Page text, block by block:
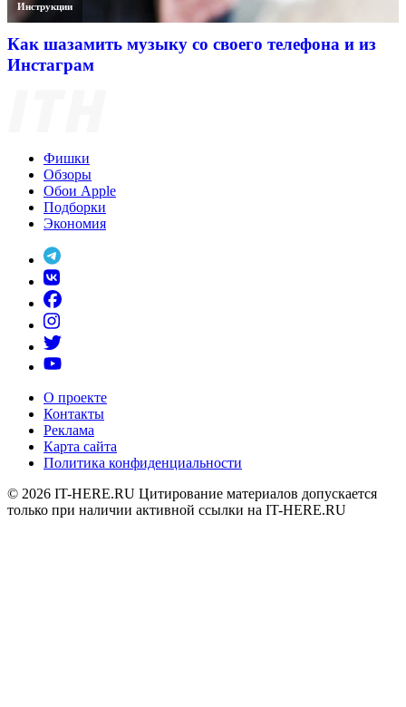
Инструкции
Как шазамить музыку со своего телефона и из
Инстаграм
Фишки
Обзоры
Обои Apple
Подборки
Экономия
О проекте
Контакты
Реклама
Карта сайта
Политика конфиденциальности
© 2026 IT-HERE.RU Цитирование материалов допускается
только при наличии активной ссылки на IT-HERE.RU